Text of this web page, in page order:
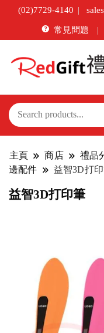
(02)7729-4140
常見問題
主頁 商店 禮品
邊配件
益智3D打
益智3D打印筆